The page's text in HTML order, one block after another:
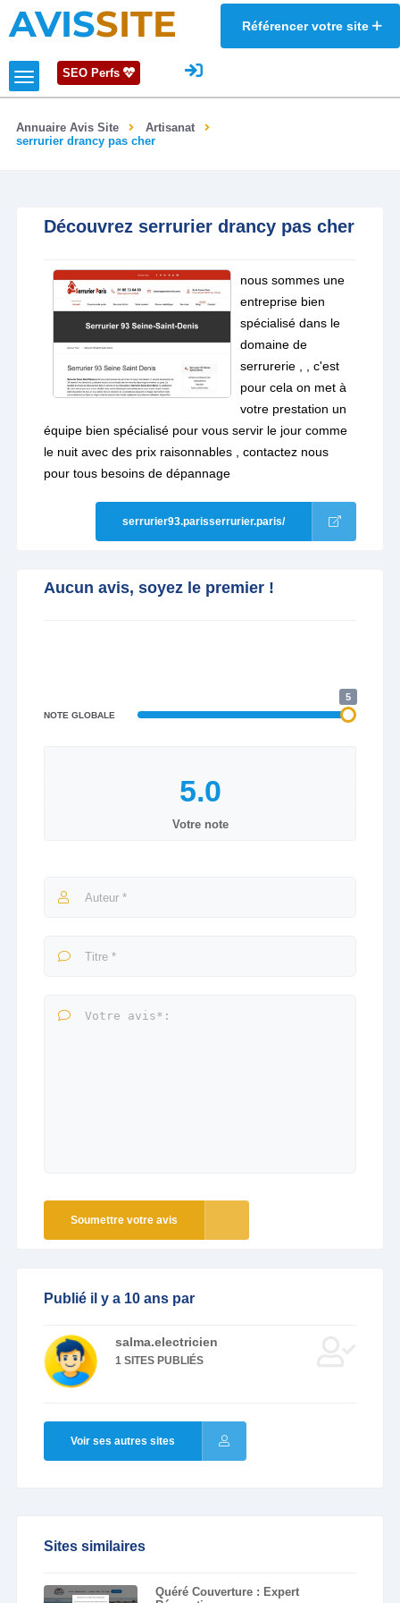
AVISSITE Référencer votre site
SEO Perfs
Annuaire Avis Site
Artisanat
serrurier drancy pas cher
Découvrez serrurier drancy pas cher
nous sommes une
entreprise bien
spécialisé dans le
domaine de
serrurerie , , c'est
pour cela on met à
votre prestation un
équipe bien spécialisé pour vous servir le jour comme
le nuit avec des prix raisonnables , contactez nous
pour tous besoins de dépannage
serrurier93.parisserrurier.paris/
Aucun avis, soyez le premier !
NOTE GLOBALE
5
Votre note
Soumettre votre avis
Publié il y a 10 ans par
salma.electricien
1 SITES PUBLIÉS
Voir ses autres sites
Sites similaires
Quéré Couverture : Expert